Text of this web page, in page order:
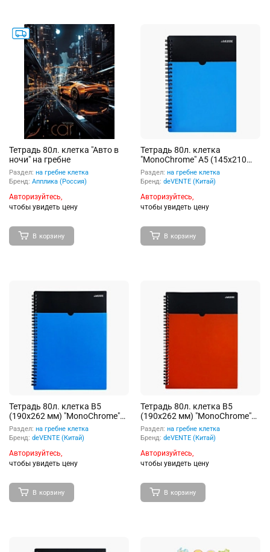
Тетрадь 80л. клетка "Авто в
ночи" на гребне
Раздел: на гребне клетка
Бренд: Апплика (Россия)
Авторизуйтесь,
чтобы увидеть цену
В корзину
Тетрадь 80л. клетка
"MonoChrome" А5 (145x210
мм) белая бумага 70 г/м²
пластиковая обложка с
пластиковым карманом, на
гребне, термоусадочная
пленка, цвет черный с
Раздел: на гребне клетка
Бренд: deVENTE (Китай)
Авторизуйтесь,
чтобы увидеть цену
В корзину
Тетрадь 80л. клетка В5
(190x262 мм) "MonoChrome"
белая бумага 70 г/м² в клетку,
пластиковая обложка с
пластиковым карманом, на
гребне, термоусадочная
пленка, цвет черный с
Раздел: на гребне клетка
Бренд: deVENTE (Китай)
Авторизуйтесь,
чтобы увидеть цену
В корзину
Тетрадь 80л. клетка В5
(190x262 мм) "MonoChrome"
белая бумага 70 г/м² в клетку,
пластиковая обложка с
пластиковым карманом, на
гребне, термоусадочная
пленка, цвет черный с
Раздел: на гребне клетка
Бренд: deVENTE (Китай)
Авторизуйтесь,
чтобы увидеть цену
В корзину